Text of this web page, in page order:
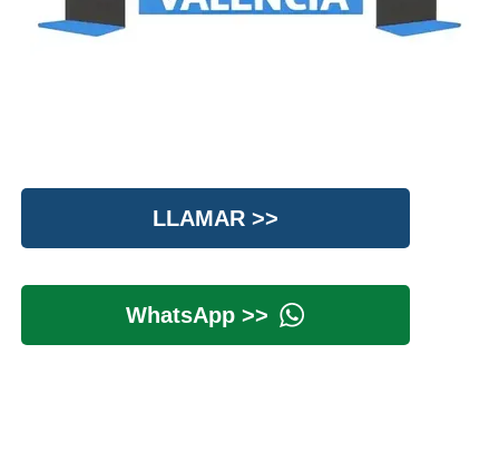
LLAMAR >>
WhatsApp >>